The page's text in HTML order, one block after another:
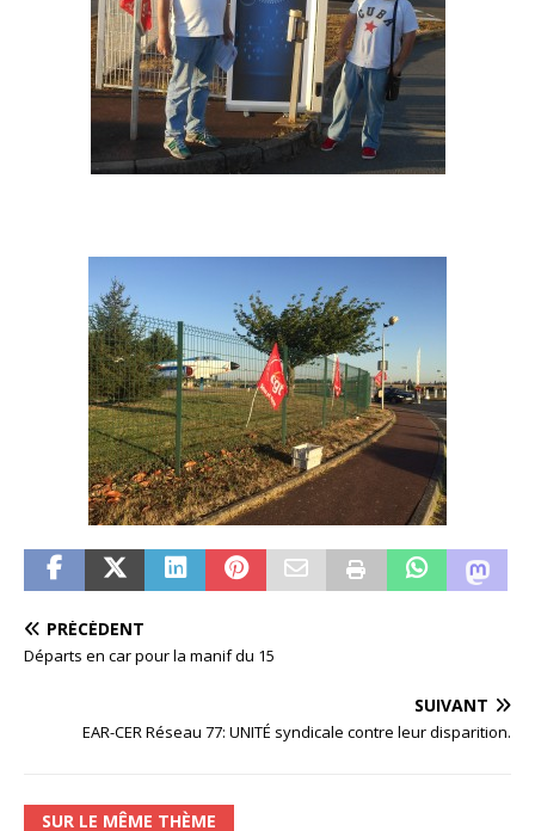
PRÉCÉDENT
Départs en car pour la manif du 15
SUIVANT
EAR-CER Réseau 77: UNITÉ syndicale contre leur disparition.
SUR LE MÊME THÈME